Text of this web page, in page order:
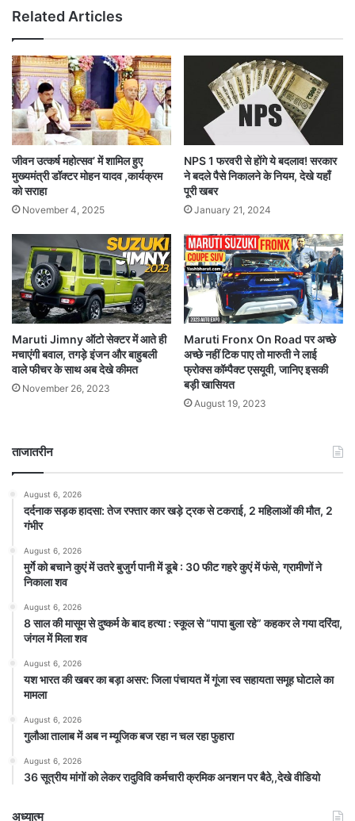
Related Articles
जीवन उत्कर्ष महोत्सव’ में शामिल हुए
मुख्यमंत्री डॉक्टर मोहन यादव ,कार्यक्रम
को सराहा
November 4, 2025
NPS 1 फरवरी से होंगे ये बदलाव! सरकार
ने बदले पैसे निकालने के नियम, देखे यहाँ
पूरी खबर
January 21, 2024
Maruti Jimny ऑटो सेक्टर में आते ही
मचाएंगी बवाल, तगड़े इंजन और बाहुबली
वाले फीचर के साथ अब देखे कीमत
November 26, 2023
Maruti Fronx On Road पर अच्छे
अच्छे नहीं टिक पाए तो मारुती ने लाई
फ्रोक्स कॉम्पैक्ट एसयूवी, जानिए इसकी
बड़ी खासियत
August 19, 2023
ताजातरीन
August 6, 2026
दर्दनाक सड़क हादसा: तेज रफ्तार कार खड़े ट्रक से टकराई, 2 महिलाओं की मौत, 2
गंभीर
August 6, 2026
मुर्गे को बचाने कुएं में उतरे बुजुर्ग पानी में डूबे : 30 फीट गहरे कुएं में फंसे, ग्रामीणों ने
निकाला शव
August 6, 2026
8 साल की मासूम से दुष्कर्म के बाद हत्या : स्कूल से “पापा बुला रहे” कहकर ले गया दरिंदा,
जंगल में मिला शव
August 6, 2026
यश भारत की खबर का बड़ा असर: जिला पंचायत में गूंजा स्व सहायता समूह घोटाले का
मामला
August 6, 2026
गुलौआ तालाब में अब न म्यूजिक बज रहा न चल रहा फुहारा
August 6, 2026
36 सूत्रीय मांगों को लेकर रादुविवि कर्मचारी क्रमिक अनशन पर बैठे,,देखे वीडियो
अध्यात्म